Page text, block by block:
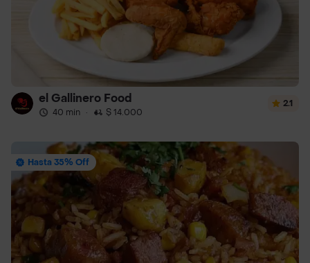
el Gallinero Food
40 min · $ 14.000
2.1
Hasta 35% Off